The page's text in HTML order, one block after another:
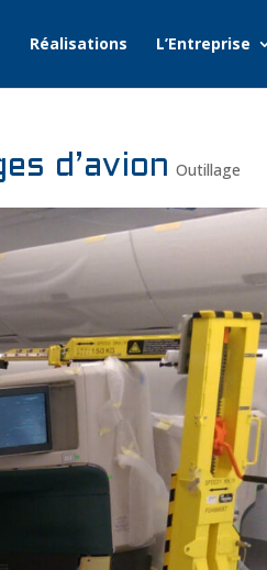
Réalisations L’Entreprise
d’avion Outillage